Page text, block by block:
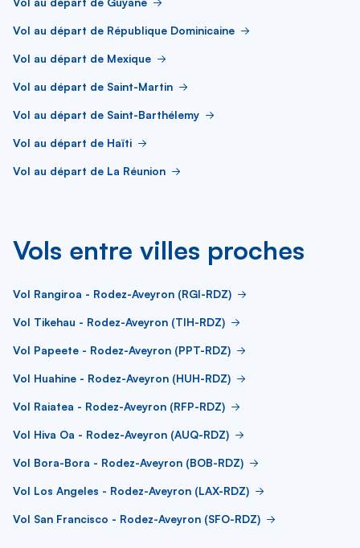
Vol au départ de République Dominicaine
Vol au départ de Mexique
Vol au départ de Saint-Martin
Vol au départ de Saint-Barthélemy
Vol au départ de Haïti
Vol au départ de La Réunion
Vols entre villes proches
Vol Rangiroa - Rodez-Aveyron (RGI-RDZ)
Vol Tikehau - Rodez-Aveyron (TIH-RDZ)
Vol Papeete - Rodez-Aveyron (PPT-RDZ)
Vol Huahine - Rodez-Aveyron (HUH-RDZ)
Vol Raiatea - Rodez-Aveyron (RFP-RDZ)
Vol Hiva Oa - Rodez-Aveyron (AUQ-RDZ)
Vol Bora-Bora - Rodez-Aveyron (BOB-RDZ)
Vol Los Angeles - Rodez-Aveyron (LAX-RDZ)
Vol San Francisco - Rodez-Aveyron (SFO-RDZ)